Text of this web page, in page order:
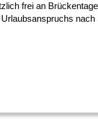
frei an
nach